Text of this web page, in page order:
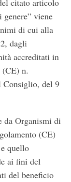
citato articolo
viene
di cui alla
dagli
accreditati in
(CE) n.
Consiglio, del 9
da Organismi di
(CE)
quello
ai fini del
del beneficio